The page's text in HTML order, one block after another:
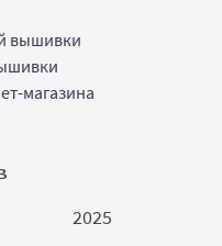
вышивки
магазина
2025